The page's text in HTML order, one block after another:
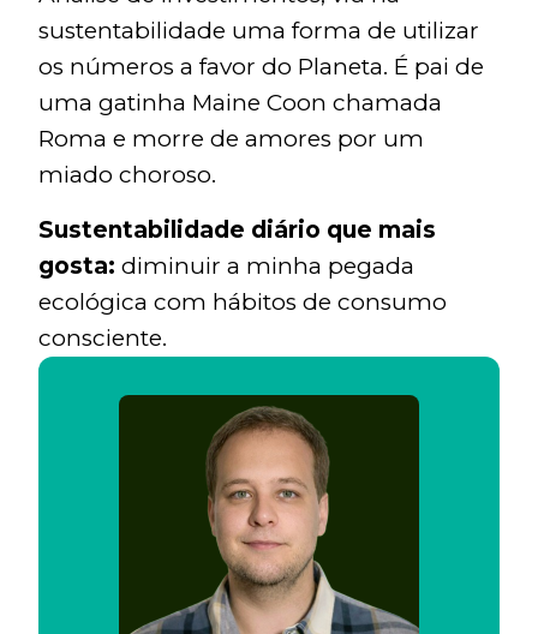
sustentabilidade uma forma de utilizar
os números a favor do Planeta. É pai de
uma gatinha Maine Coon chamada
Roma e morre de amores por um
miado choroso.
Sustentabilidade diário que mais
gosta: diminuir a minha pegada
ecológica com hábitos de consumo
consciente.